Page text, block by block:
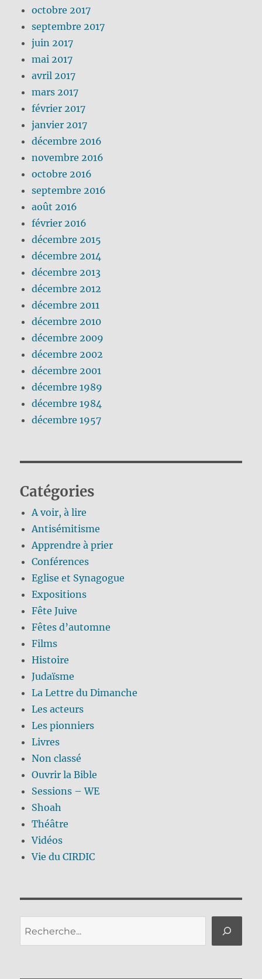
octobre 2017
septembre 2017
juin 2017
mai 2017
avril 2017
mars 2017
février 2017
janvier 2017
décembre 2016
novembre 2016
octobre 2016
septembre 2016
août 2016
février 2016
décembre 2015
décembre 2014
décembre 2013
décembre 2012
décembre 2011
décembre 2010
décembre 2009
décembre 2002
décembre 2001
décembre 1989
décembre 1984
décembre 1957
Catégories
A voir, à lire
Antisémitisme
Apprendre à prier
Conférences
Eglise et Synagogue
Expositions
Fête Juive
Fêtes d’automne
Films
Histoire
Judaïsme
La Lettre du Dimanche
Les acteurs
Les pionniers
Livres
Non classé
Ouvrir la Bible
Sessions – WE
Shoah
Théâtre
Vidéos
Vie du CIRDIC